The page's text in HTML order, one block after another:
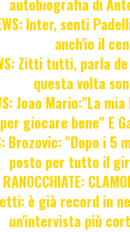
autobiografia di
Inter, senti
anch'io il
Zitti tutti, parla
questa volta
Joao Mario:"La
per giocare bene" E
Brozovic: "Dopo i
posto per tutto il
è già record in
un'intervista più